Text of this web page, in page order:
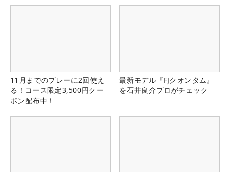
11月までのプレーに2回使え
る！コース限定3,500円クー
ポン配布中！
最新モデル『FJクオンタム』
を石井良介プロがチェック